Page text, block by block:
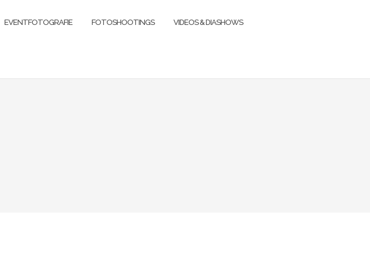
EVENTFOTOGRAFIE FOTOSHOOTINGS VIDEOS & DIASHOWS